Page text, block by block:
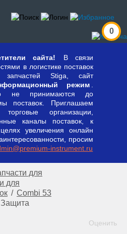
0
сайта!
В связи
в логистике поставок
запчастей Stiga, сайт
режим
не принимаются до
поставок. Приглашаем
организации,
каналы поставок, к
увеличения онлайн
просим
instrument.ru
для
для
/ Combi 53
Защита
Оценить